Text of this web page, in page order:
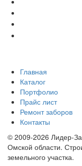
Главная
Каталог
Портфолио
Прайс лист
Ремонт заборов
Контакты
© 2009-2026 Лидер-
Омской области.
земельного участка.